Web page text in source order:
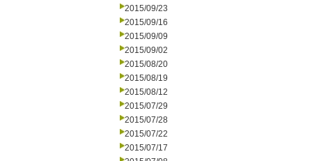
2015/09/23
2015/09/16
2015/09/09
2015/09/02
2015/08/20
2015/08/19
2015/08/12
2015/07/29
2015/07/28
2015/07/22
2015/07/17